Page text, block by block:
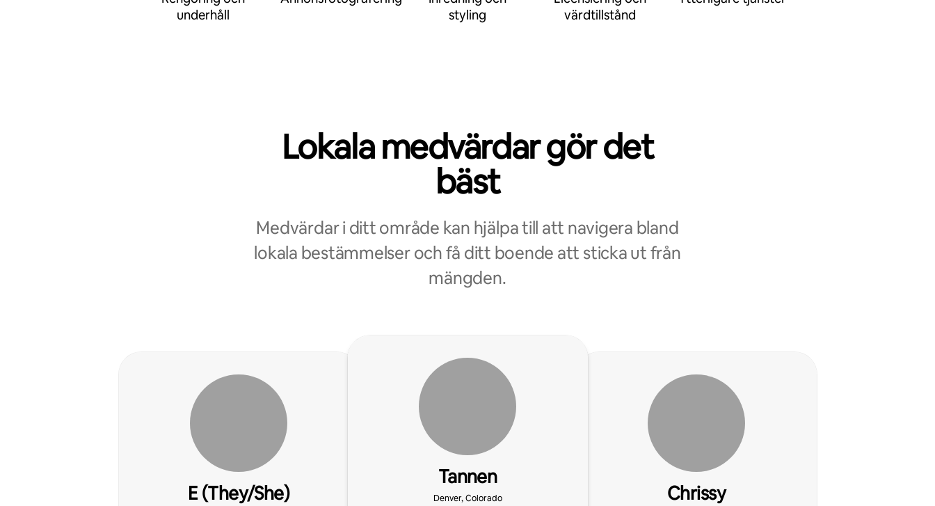
underhåll
styling
värdtillstånd
Lokala medvärdar gör det
bäst
Medvärdar i ditt område kan hjälpa till att navigera bland
lokala bestämmelser och få ditt boende att sticka ut från
mängden.
E (They/She)
Tannen
Denver, Colorado Chrissy